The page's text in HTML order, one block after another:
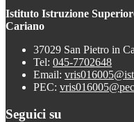
Istituto Istruzione
Cariano
37029 San Pietro in
Tel: 045-7702648
Email:
PEC:
Seguici su